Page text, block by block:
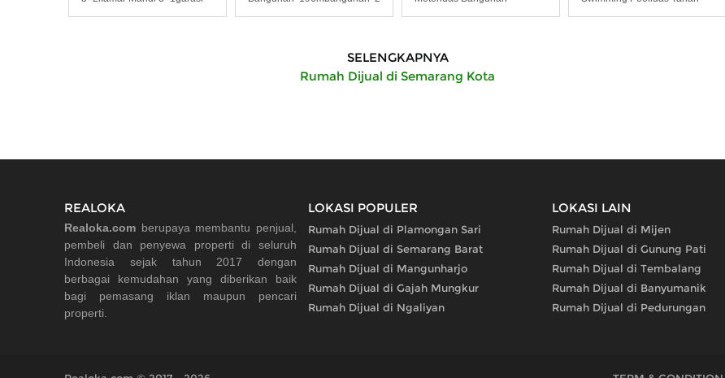
SELENGKAPNYA
Rumah Dijual di Semarang Kota
REALOKA
Realoka.com berupaya membantu penjual,
pembeli dan penyewa properti di seluruh
Indonesia sejak tahun 2017 dengan
berbagai kemudahan yang diberikan baik
bagi pemasang iklan maupun pencari
properti.
LOKASI POPULER
Rumah Dijual di Plamongan Sari
Rumah Dijual di Semarang Barat
Rumah Dijual di Mangunharjo
Rumah Dijual di Gajah Mungkur
Rumah Dijual di Ngaliyan
LOKASI LAIN
Rumah Dijual di Mijen
Rumah Dijual di Gunung Pati
Rumah Dijual di Tembalang
Rumah Dijual di Banyumanik
Rumah Dijual di Pedurungan